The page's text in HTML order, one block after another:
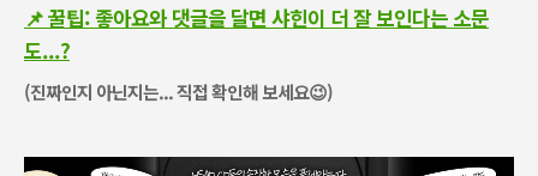
📌 꿀팁: 좋아요와 댓글을 달면 샤힌이 더 잘 보인다는 소문
도...?
(진짜인지 아닌지는... 직접 확인해 보세요😉)